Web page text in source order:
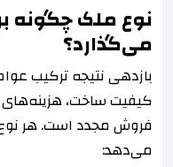
نوع ملک چگونه
می‌گذارد؟
بازدهی نتیجه ترکیب
کیفیت ساخت،
فروش مجدد است. هر نوع
می‌دهد: